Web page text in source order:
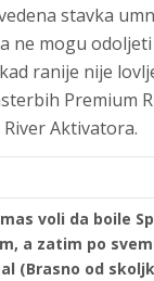
stavka
ne mogu
ranije nije
Premium
Aktivatora.
voli da boile
a zatim po
(Brasno od